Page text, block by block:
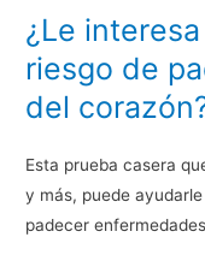
¿Le
riesgo de
del
Esta prueba casera
y más, puede
padecer